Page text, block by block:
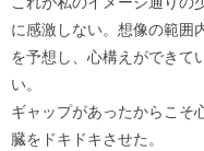
に感激しない。想像の範囲
を予想し、心構えができて
い。
ギャップがあったからこそ
臓をドキドキさせた。